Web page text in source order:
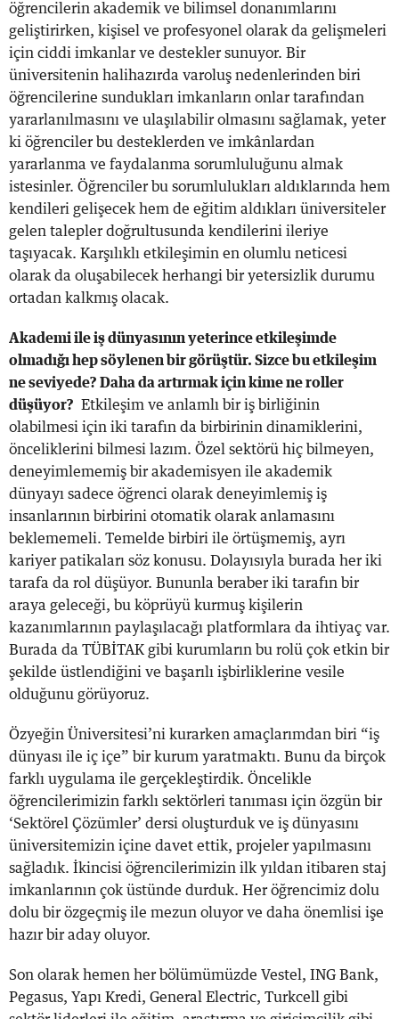
öğrencilerin akademik ve bilimsel donanımlarını
geliştirirken, kişisel ve profesyonel olarak da gelişmeleri
için ciddi imkanlar ve destekler sunuyor. Bir
üniversitenin halihazırda varoluş nedenlerinden biri
öğrencilerine sundukları imkanların onlar tarafından
yararlanılmasını ve ulaşılabilir olmasını sağlamak, yeter
ki öğrenciler bu desteklerden ve imkânlardan
yararlanma ve faydalanma sorumluluğunu almak
istesinler. Öğrenciler bu sorumlulukları aldıklarında hem
kendileri gelişecek hem de eğitim aldıkları üniversiteler
gelen talepler doğrultusunda kendilerini ileriye
taşıyacak. Karşılıklı etkileşimin en olumlu neticesi
olarak da oluşabilecek herhangi bir yetersizlik durumu
ortadan kalkmış olacak.
Akademi ile iş dünyasının yeterince etkileşimde
olmadığı hep söylenen bir görüştür. Sizce bu etkileşim
ne seviyede? Daha da artırmak için kime ne roller
düşüyor?
Etkileşim ve anlamlı bir iş birliğinin
olabilmesi için iki tarafın da birbirinin dinamiklerini,
önceliklerini bilmesi lazım. Özel sektörü hiç bilmeyen,
deneyimlememiş bir akademisyen ile akademik
dünyayı sadece öğrenci olarak deneyimlemiş iş
insanlarının birbirini otomatik olarak anlamasını
beklememeli. Temelde birbiri ile örtüşmemiş, ayrı
kariyer patikaları söz konusu. Dolayısıyla burada her iki
tarafa da rol düşüyor. Bununla beraber iki tarafın bir
araya geleceği, bu köprüyü kurmuş kişilerin
kazanımlarının paylaşılacağı platformlara da ihtiyaç var.
Burada da TÜBİTAK gibi kurumların bu rolü çok etkin bir
şekilde üstlendiğini ve başarılı işbirliklerine vesile
olduğunu görüyoruz.
Özyeğin Üniversitesi’ni kurarken amaçlarımdan biri “iş
dünyası ile iç içe” bir kurum yaratmaktı. Bunu da birçok
farklı uygulama ile gerçekleştirdik. Öncelikle
öğrencilerimizin farklı sektörleri tanıması için özgün bir
‘Sektörel Çözümler’ dersi oluşturduk ve iş dünyasını
üniversitemizin içine davet ettik, projeler yapılmasını
sağladık. İkincisi öğrencilerimizin ilk yıldan itibaren staj
imkanlarının çok üstünde durduk. Her öğrencimiz dolu
dolu bir özgeçmiş ile mezun oluyor ve daha önemlisi işe
hazır bir aday oluyor.
Son olarak hemen her bölümümüzde Vestel, ING Bank,
Pegasus, Yapı Kredi, General Electric, Turkcell gibi